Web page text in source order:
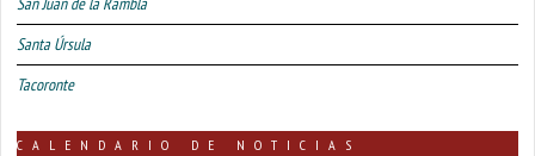
Santa Úrsula
Tacoronte
CALENDARIO DE NOTICIAS